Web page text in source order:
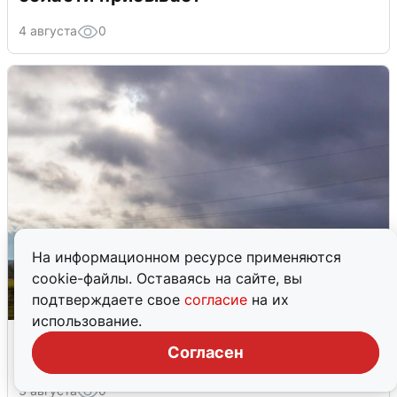
На информационном ресурсе применяются
cookie-файлы. Оставаясь на сайте, вы
подтверждаете свое согласие на их
использование.
Согласен
4 августа 0
Над ХМАО впервые сбили
беспилотники
3 августа 0